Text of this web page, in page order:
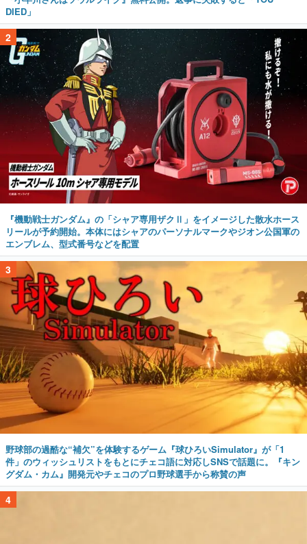
DIED」
2
『機動戦士ガンダム』の「シャア専用ザクⅡ」をイメージした散水ホース
リールが予約開始。本体にはシャアのパーソナルマークやジオン公国軍の
エンブレム、型式番号などを配置
3
野球部の過酷な“補欠”を体験するゲーム『球ひろいSimulator』が「1
件」のウィッシュリストをもとにチェコ語に対応しSNSで話題に。『キン
グダム・カム』開発元やチェコのプロ野球選手から称賛の声
4